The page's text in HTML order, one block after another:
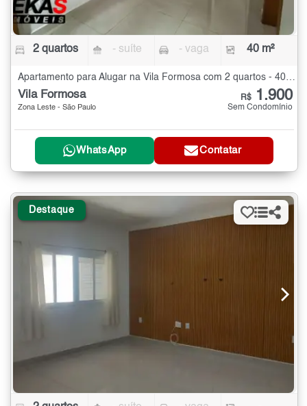
2 quartos - suíte - vaga 40 m²
Apartamento para Alugar na Vila Formosa com 2 quartos - 40 m²
Vila Formosa
Zona Leste - São Paulo
R$ 1.900
Sem Condomínio
WhatsApp Contatar
Destaque